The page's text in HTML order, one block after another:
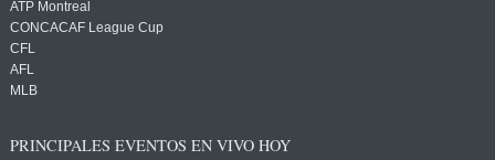
ATP Montreal
CONCACAF League Cup
CFL
AFL
MLB
PRINCIPALES EVENTOS EN VIVO HOY